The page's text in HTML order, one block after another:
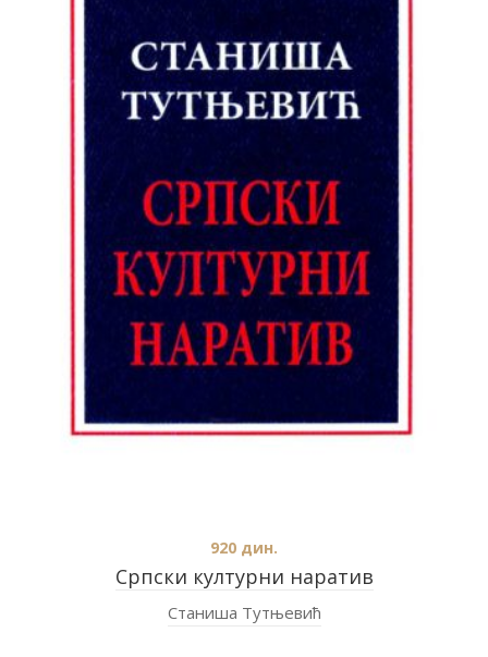
Српски културни наратив
920 дин.
Станиша Тутњевић